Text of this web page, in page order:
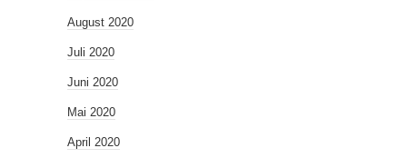
August 2020
Juli 2020
Juni 2020
Mai 2020
April 2020